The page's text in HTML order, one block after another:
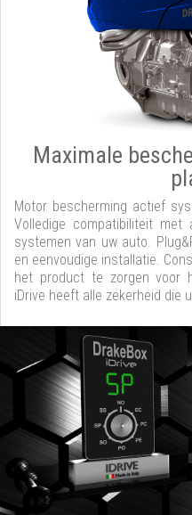
Maximale
Motor bescherming actief
Volledige compatibiliteit met
systemen van uw auto.
en eenvoudige installatie.
het product te zorgen voor
iDrive heeft alle zekerheid die